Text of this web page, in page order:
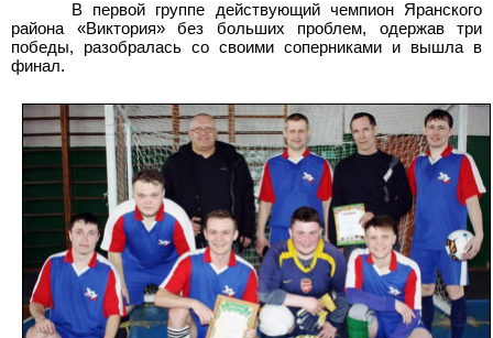
В первой группе действующий чемпион Яранского
района «Виктория» без больших проблем, одержав три
победы, разобралась со своими соперниками и вышла в
финал.